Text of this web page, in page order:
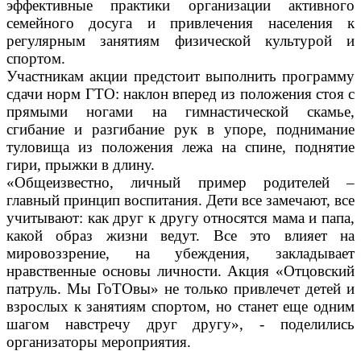
эффективные практики организации активного
семейного досуга и привлечения населения к
регулярным занятиям физической культурой и
спортом.
Участникам акции предстоит выполнить программу
сдачи норм ГТО: наклон вперед из положения стоя с
прямыми ногами на гимнастической скамье,
сгибание и разгибание рук в упоре, поднимание
туловища из положения лежа на спине, поднятие
гири, прыжки в длину.
«Общеизвестно, личный пример родителей –
главный принцип воспитания. Дети все замечают, все
учитывают: как друг к другу относятся мама и папа,
какой образ жизни ведут. Все это влияет на
мировоззрение, на убеждения, закладывает
нравственные основы личности. Акция «Отцовский
патруль. Мы ГоТОвы» не только привлечет детей и
взрослых к занятиям спортом, но станет еще одним
шагом навстречу друг другу», - поделились
организаторы мероприятия.